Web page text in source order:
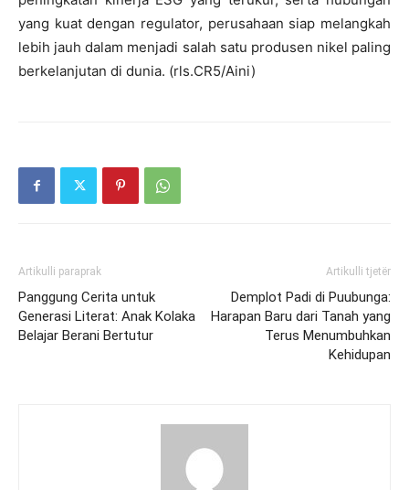
yang kuat dengan regulator, perusahaan siap melangkah
lebih jauh dalam menjadi salah satu produsen nikel paling
berkelanjutan di dunia. (rls.CR5/Aini)
Artikulli paraprak
Panggung Cerita untuk
Generasi Literat: Anak Kolaka
Belajar Berani Bertutur
Artikulli tjetër
Demplot Padi di Puubunga:
Harapan Baru dari Tanah yang
Terus Menumbuhkan
Kehidupan